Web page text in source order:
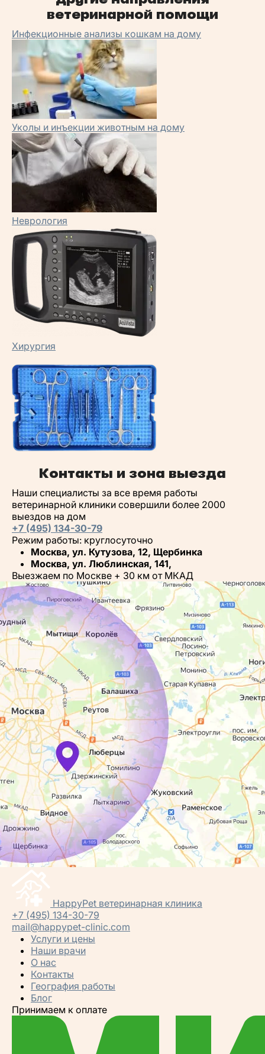
ветеринарной помощи
Инфекционные анализы кошкам на дому
Уколы и инъекции животным на дому
Неврология
Хирургия
Контакты и зона выезда
Наши специалисты за все время работы
ветеринарной клиники совершили более 2000
выездов на дом
+7 (495) 134-30-79
Режим работы: круглосуточно
Москва, ул. Кутузова, 12, Щербинка
Москва, ул. Люблинская, 141,
Выезжаем по Москве + 30 км от МКАД
HappyPet ветеринарная клиника
+7 (495) 134-30-79
mail@happypet-clinic.com
Услуги и цены
Наши врачи
О нас
Контакты
География работы
Блог
Принимаем к оплате